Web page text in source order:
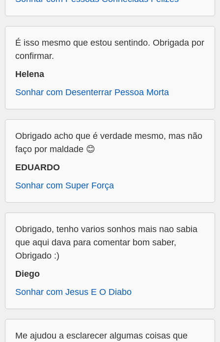
É isso mesmo que estou sentindo. Obrigada por
confirmar.
Helena
Sonhar com Desenterrar Pessoa Morta
Obrigado acho que é verdade mesmo, mas não
faço por maldade 😊
EDUARDO
Sonhar com Super Força
Obrigado, tenho varios sonhos mais nao sabia
que aqui dava para comentar bom saber,
Obrigado :)
Diego
Sonhar com Jesus E O Diabo
Me ajudou a esclarecer algumas coisas que